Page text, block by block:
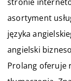
asortyment
języka
angielski
Prolang oferuje